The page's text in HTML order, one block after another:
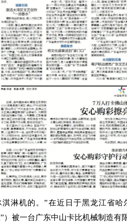
淋机的。”在近日于黑龙江省
）被一台广东中山卡比机械制造